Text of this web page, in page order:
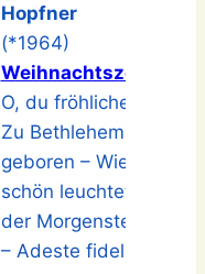
Hopfner
(*1964)
Weihnachtszeit
O, du fröhliche –
Zu Bethlehem
geboren – Wie
schön leuchtet
der Morgenstern
– Adeste fideles